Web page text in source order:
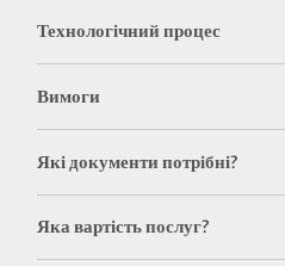
Технологічний процес
Вимоги
Які документи потрібні?
Яка вартість послуг?